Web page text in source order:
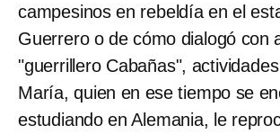
campesinos en rebeldía en el
Guerrero o de cómo dialogó con
"guerrillero Cabañas",
María, quien en ese tiempo se
estudiando en Alemania, le